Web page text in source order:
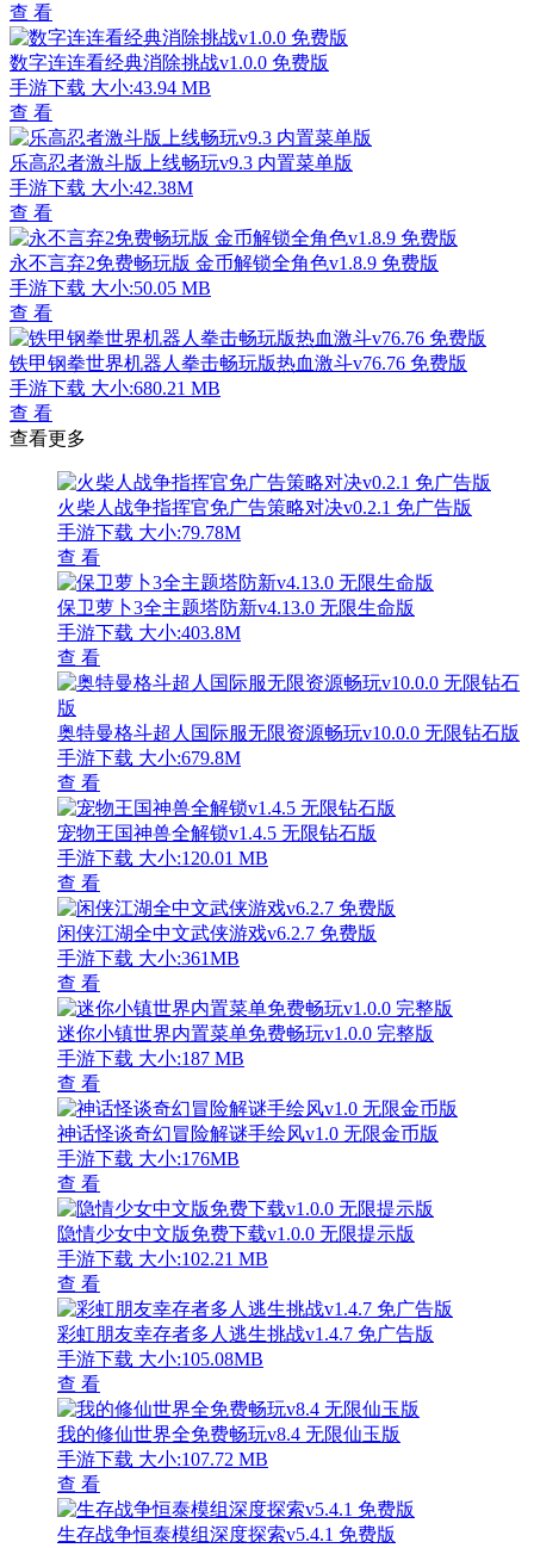
查 看
数字连连看经典消除挑战v1.0.0 免费版
手游下载 大小:43.94 MB
查 看
乐高忍者激斗版上线畅玩v9.3 内置菜单版
手游下载 大小:42.38M
查 看
永不言弃2免费畅玩版 金币解锁全角色v1.8.9 免费版
手游下载 大小:50.05 MB
查 看
铁甲钢拳世界机器人拳击畅玩版热血激斗v76.76 免费版
手游下载 大小:680.21 MB
查 看
查看更多
火柴人战争指挥官免广告策略对决v0.2.1 免广告版
手游下载 大小:79.78M
查 看
保卫萝卜3全主题塔防新v4.13.0 无限生命版
手游下载 大小:403.8M
查 看
奥特曼格斗超人国际服无限资源畅玩v10.0.0 无限钻石版
手游下载 大小:679.8M
查 看
宠物王国神兽全解锁v1.4.5 无限钻石版
手游下载 大小:120.01 MB
查 看
闲侠江湖全中文武侠游戏v6.2.7 免费版
手游下载 大小:361MB
查 看
迷你小镇世界内置菜单免费畅玩v1.0.0 完整版
手游下载 大小:187 MB
查 看
神话怪谈奇幻冒险解谜手绘风v1.0 无限金币版
手游下载 大小:176MB
查 看
隐情少女中文版免费下载v1.0.0 无限提示版
手游下载 大小:102.21 MB
查 看
彩虹朋友幸存者多人逃生挑战v1.4.7 免广告版
手游下载 大小:105.08MB
查 看
我的修仙世界全免费畅玩v8.4 无限仙玉版
手游下载 大小:107.72 MB
查 看
生存战争恒泰模组深度探索v5.4.1 免费版